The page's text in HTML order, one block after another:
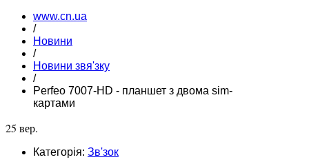
www.cn.ua
/
Новини
/
Новини звя'зку
/
Perfeo 7007-HD - планшет з двома sim-
картами
25 вер.
Категорія: Зв'зок